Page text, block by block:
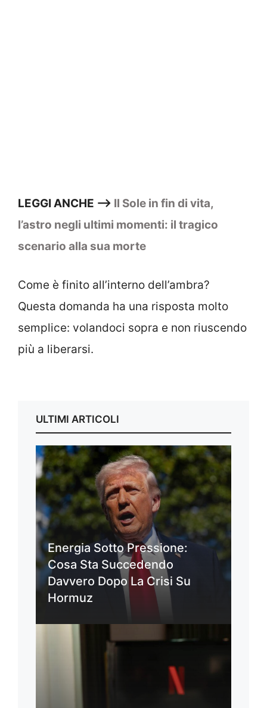
LEGGI ANCHE –> Il Sole in fin di vita,
l’astro negli ultimi momenti: il tragico
scenario alla sua morte
Come è finito all’interno dell’ambra?
Questa domanda ha una risposta molto
semplice: volandoci sopra e non riuscendo
più a liberarsi.
ULTIMI ARTICOLI
Energia Sotto Pressione:
Cosa Sta Succedendo
Davvero Dopo La Crisi Su
Hormuz